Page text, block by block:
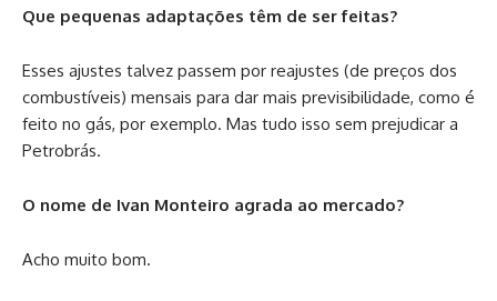
Que pequenas adaptações têm de ser feitas?
Esses ajustes talvez passem por reajustes (de preços dos
combustíveis) mensais para dar mais previsibilidade, como é
feito no gás, por exemplo. Mas tudo isso sem prejudicar a
Petrobrás.
O nome de Ivan Monteiro agrada ao mercado?
Acho muito bom.